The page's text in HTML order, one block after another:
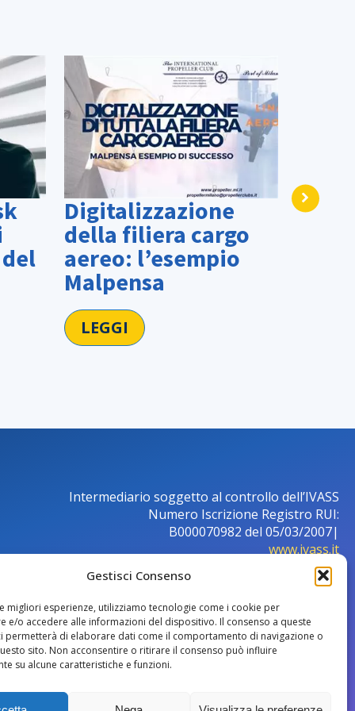
Gestisci Consenso
migliori esperienze, utilizziamo tecnologie come i cookie per
e/o accedere alle informazioni del dispositivo. Il consenso a queste
permetterà di elaborare dati come il comportamento di navigazione o
sito. Non acconsentire o ritirare il consenso può influire
su alcune caratteristiche e funzioni.
Digitalizzazione
della filiera cargo
aereo: l’esempio
Malpensa
LEGGI
Intermediario soggetto al controllo dell’IVASS
Numero Iscrizione Registro RUI:
B000070982 del 05/03/2007|
www.ivass.it